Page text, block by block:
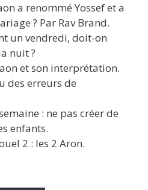
a renommé Yossef et a
? Par Rav Brand.
un vendredi, doit-on
nuit ?
et son interprétation.
des erreurs de
: ne pas créer de
enfants.
2 : les 2 Aron.